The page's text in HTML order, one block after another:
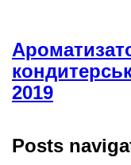
2019
Posts